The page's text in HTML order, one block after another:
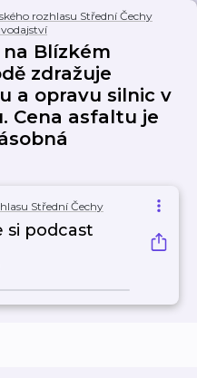
rozhlasu Střední Čechy
Blízkém
zdražuje
a opravu silnic v
Cena asfaltu je
Střední Čechy
si podcast